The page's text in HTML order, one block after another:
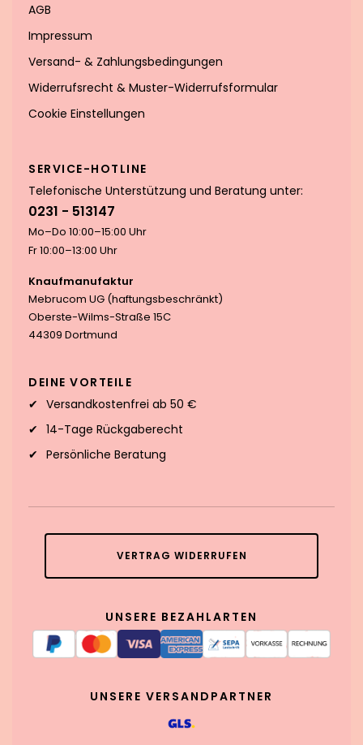
AGB
Impressum
Versand- & Zahlungsbedingungen
Widerrufsrecht & Muster-Widerrufsformular
Cookie Einstellungen
SERVICE-HOTLINE
Telefonische Unterstützung und Beratung unter:
0231 - 513147
Mo–Do 10:00–15:00 Uhr
Fr 10:00–13:00 Uhr
Knaufmanufaktur
Mebrucom UG (haftungsbeschränkt)
Oberste-Wilms-Straße 15C
44309 Dortmund
DEINE VORTEILE
Versandkostenfrei ab 50 €
14-Tage Rückgaberecht
Persönliche Beratung
VERTRAG WIDERRUFEN
UNSERE BEZAHLARTEN
UNSERE VERSANDPARTNER